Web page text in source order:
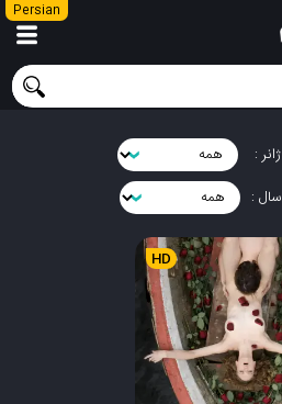
Persian
ژانر :
سال :
HD